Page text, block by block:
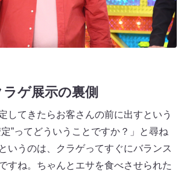
ゲ展示の裏側
してきたらお客さんの前に出すという
”ってどういうことですか？」と尋ね
いうのは、クラゲってすぐにバランス
すね。ちゃんとエサを食べさせられた